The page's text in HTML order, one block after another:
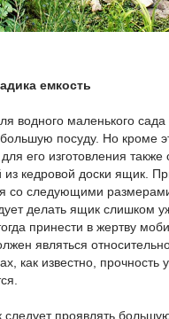
емкость
водного маленького
посуду. Но кроме
для его изготовления также
из кедровой доски ящик.
со следующими
делать ящик слишком
принести в жертву
являться
как известно, прочность
следует проявлять